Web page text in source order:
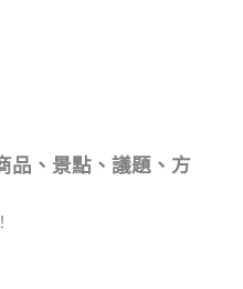
品、景點、議題、方